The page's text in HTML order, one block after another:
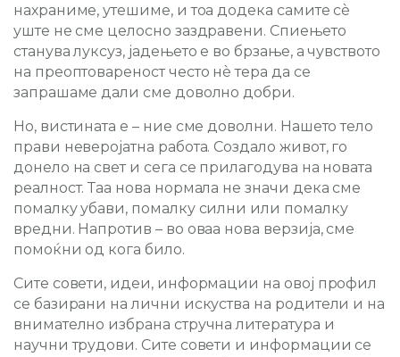
нахраниме, утешиме, и тоа додека самите сè
уште не сме целосно заздравени. Спиењето
станува луксуз, јадењето е во брзање, а чувството
на преоптовареност често нè тера да се
запрашаме дали сме доволно добри.
Но, вистината е – ние сме доволни. Нашето тело
прави неверојатна работа. Создало живот, го
донело на свет и сега се прилагодува на новата
реалност. Таа нова нормала не значи дека сме
помалку убави, помалку силни или помалку
вредни. Напротив – во оваа нова верзија, сме
помоќни од кога било.
Сите совети, идеи, информации на овој профил
се базирани на лични искуства на родители и на
внимателно избрана стручна литература и
научни трудови. Сите совети и информации се